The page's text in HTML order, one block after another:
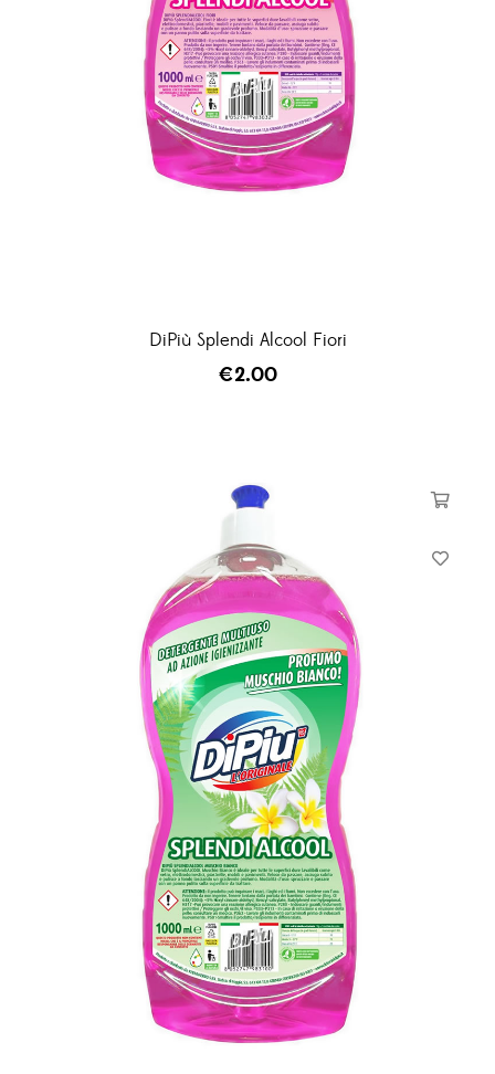
DiPiù Splendi Alcool Fiori
€2.00